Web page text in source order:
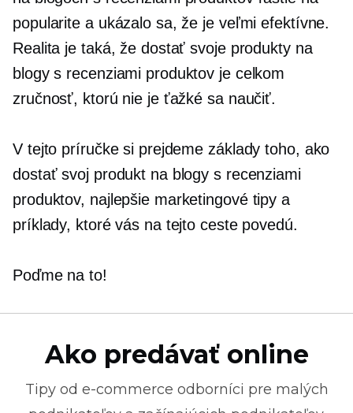
popularite a ukázalo sa, že je veľmi efektívne.
Realita je taká, že dostať svoje produkty na
blogy s recenziami produktov je celkom
zručnosť, ktorú nie je ťažké sa naučiť.
V tejto príručke si prejdeme základy toho, ako
dostať svoj produkt na blogy s recenziami
produktov, najlepšie marketingové tipy a
príklady, ktoré vás na tejto ceste povedú.
Poďme na to!
Ako predávať online
Tipy od e-commerce odborníci pre malých